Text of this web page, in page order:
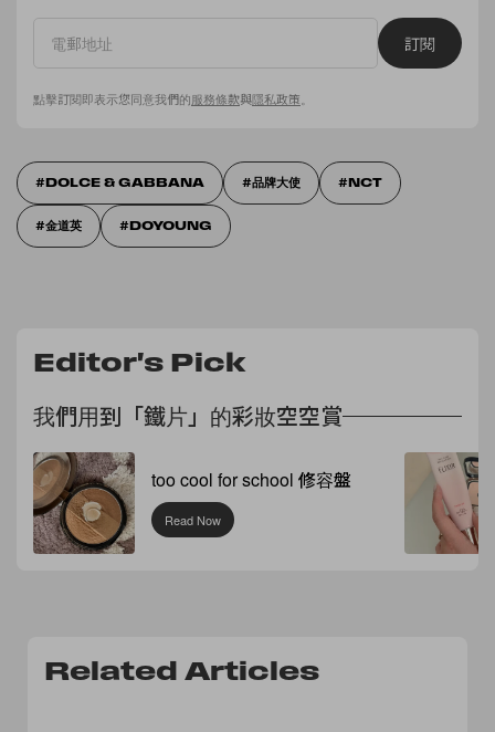
訂閱
點擊訂閱即表示您同意我們的服務條款與隱私政策。
DOLCE & GABBANA 品牌大使 NCT
金道英 DOYOUNG
Editor's Pick
我們用到「鐵片」的彩妝空空賞
too cool for school 修容盤
Read Now
Related Articles